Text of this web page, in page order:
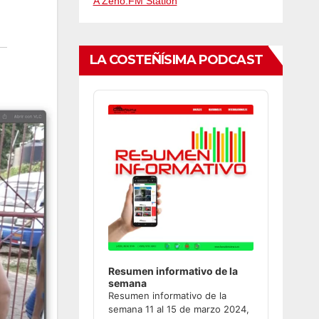
LA COSTEÑÍSIMA PODCAST
Audio
Player
Resumen informativo de la
semana
Resumen informativo de la
semana 11 al 15 de marzo 2024,